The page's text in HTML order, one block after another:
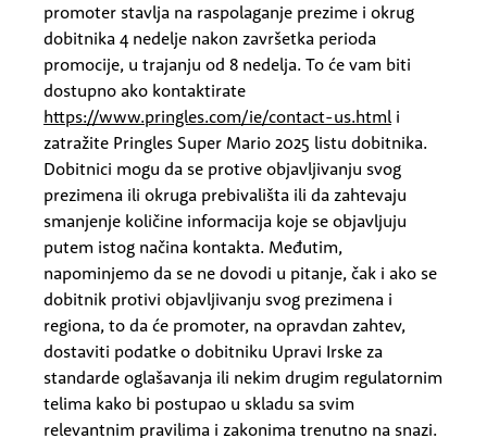
promoter stavlja na raspolaganje prezime i okrug
dobitnika 4 nedelje nakon završetka perioda
promocije, u trajanju od 8 nedelja. To će vam biti
dostupno ako kontaktirate
https://www.pringles.com/ie/contact-us.htmli
zatražite Pringles Super Mario 2025 listu dobitnika.
Dobitnici mogu da se protive objavljivanju svog
prezimena ili okruga prebivališta ili da zahtevaju
smanjenje količine informacija koje se objavljuju
putem istog načina kontakta. Međutim,
napominjemo da se ne dovodi u pitanje, čak i ako se
dobitnik protivi objavljivanju svog prezimena i
regiona, to da će promoter, na opravdan zahtev,
dostaviti podatke o dobitniku Upravi Irske za
standarde oglašavanja ili nekim drugim regulatornim
telima kako bi postupao u skladu sa svim
relevantnim pravilima i zakonima trenutno na snazi.